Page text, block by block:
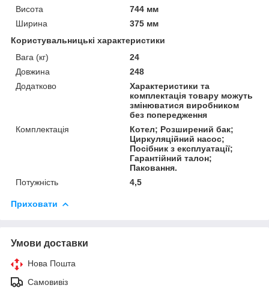
Висота
744 мм
Ширина
375 мм
Користувальницькі характеристики
Вага (кг)
24
Довжина
248
Додатково
Характеристики та
комплектація товару можуть
змінюватися виробником
без попередження
Комплектація
Котел; Розширений бак;
Циркуляційний насос;
Посібник з експлуатації;
Гарантійний талон;
Паковання.
Потужність
4,5
Приховати
Умови доставки
Нова Пошта
Самовивіз